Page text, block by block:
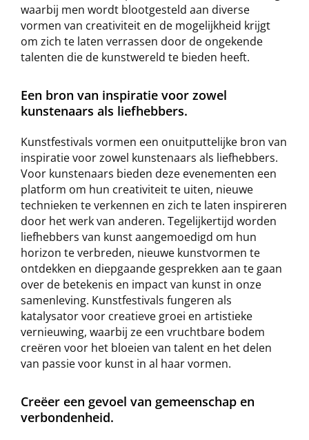
waarbij men wordt blootgesteld aan diverse
vormen van creativiteit en de mogelijkheid krijgt
om zich te laten verrassen door de ongekende
talenten die de kunstwereld te bieden heeft.
Een bron van inspiratie voor zowel
kunstenaars als liefhebbers.
Kunstfestivals vormen een onuitputtelijke bron van
inspiratie voor zowel kunstenaars als liefhebbers.
Voor kunstenaars bieden deze evenementen een
platform om hun creativiteit te uiten, nieuwe
technieken te verkennen en zich te laten inspireren
door het werk van anderen. Tegelijkertijd worden
liefhebbers van kunst aangemoedigd om hun
horizon te verbreden, nieuwe kunstvormen te
ontdekken en diepgaande gesprekken aan te gaan
over de betekenis en impact van kunst in onze
samenleving. Kunstfestivals fungeren als
katalysator voor creatieve groei en artistieke
vernieuwing, waarbij ze een vruchtbare bodem
creëren voor het bloeien van talent en het delen
van passie voor kunst in al haar vormen.
Creëer een gevoel van gemeenschap en
verbondenheid.